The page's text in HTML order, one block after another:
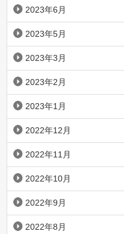
2023年6月
2023年5月
2023年3月
2023年2月
2023年1月
2022年12月
2022年11月
2022年10月
2022年9月
2022年8月